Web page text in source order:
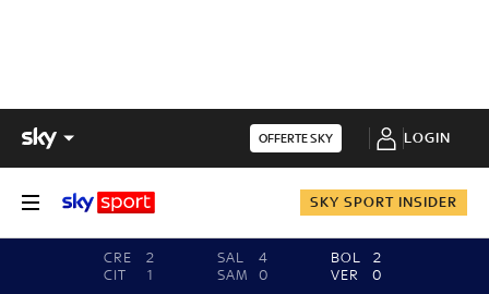
OFFERTE SKY LOGIN
SKY SPORT INSIDER
CRE
2
CIT
1
SAL
4
SAM
0
BOL
2
VER
0